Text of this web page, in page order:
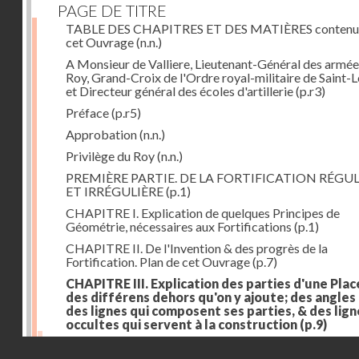
PAGE DE TITRE
TABLE DES CHAPITRES ET DES MATIÈRES
cet Ouvrage(n.n.)
A Monsieur de Valliere, Lieutenant-Général des
Roy, Grand-Croix de l'Ordre royal-militaire de Saint-
et Directeur général des écoles d'artillerie(p.r3)
Préface(p.r5)
Approbation(n.n.)
Privilège du Roy(n.n.)
PREMIÈRE PARTIE. DE LA FORTIFICATION
ET IRRÉGULIÈRE(p.1)
CHAPITRE I. Explication de quelques Principes de
Géométrie, nécessaires aux Fortifications (p.1)
CHAPITRE II. De l'Invention & des progrès de la
Fortification. Plan de cet Ouvrage(p.7)
CHAPITRE III. Explication des parties d'une
des différens dehors qu'on y ajoute; des angles
des lignes qui composent ses parties, & des
occultes qui servent à la construction (p.9)
Des lignes & des angles qui composent les parties